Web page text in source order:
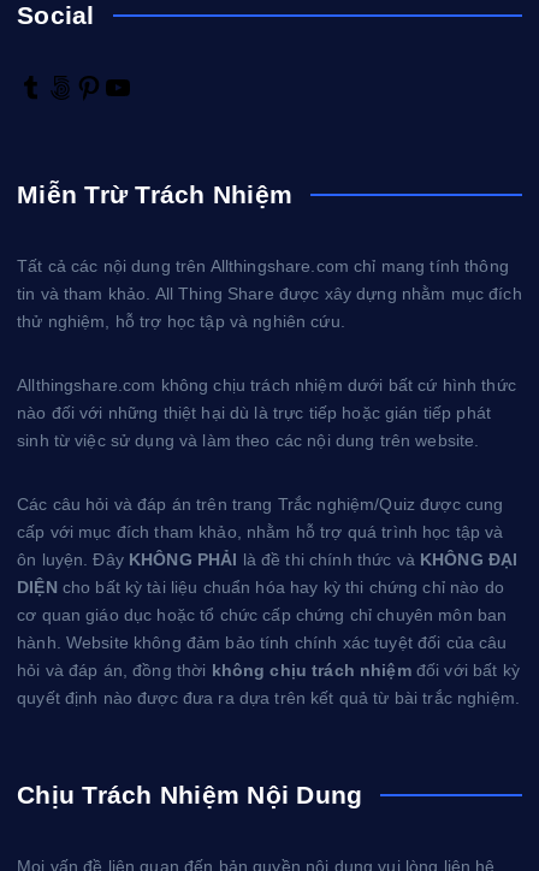
Social
T
l
5
x
P
e
u
Miễn Trừ Trách Nhiệm
Tất cả các nội dung trên Allthingshare.com chỉ mang tính thông
tin và tham khảo. All Thing Share được xây dựng nhằm mục đích
thử nghiệm, hỗ trợ học tập và nghiên cứu.
Allthingshare.com không chịu trách nhiệm dưới bất cứ hình thức
nào đối với những thiệt hại dù là trực tiếp hoặc gián tiếp phát
sinh từ việc sử dụng và làm theo các nội dung trên website.
Các câu hỏi và đáp án trên trang Trắc nghiệm/Quiz được cung
cấp với mục đích tham khảo, nhằm hỗ trợ quá trình học tập và
ôn luyện. Đây KHÔNG PHẢI là đề thi chính thức và KHÔNG ĐẠI
DIỆN cho bất kỳ tài liệu chuẩn hóa hay kỳ thi chứng chỉ nào do
cơ quan giáo dục hoặc tổ chức cấp chứng chỉ chuyên môn ban
hành. Website không đảm bảo tính chính xác tuyệt đối của câu
hỏi và đáp án, đồng thời không chịu trách nhiệmđối với bất kỳ
quyết định nào được đưa ra dựa trên kết quả từ bài trắc nghiệm.
Chịu Trách Nhiệm Nội Dung
Mọi vấn đề liên quan đến bản quyền nội dung vui lòng liên hệ